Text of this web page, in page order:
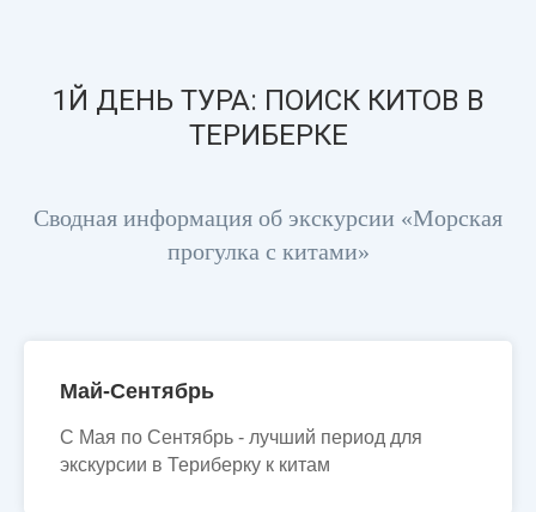
1Й ДЕНЬ ТУРА: ПОИСК КИТОВ В
ТЕРИБЕРКЕ
Сводная информация об экскурсии «Морская
прогулка с китами»
Май-Сентябрь
С Мая по Сентябрь - лучший период для
экскурсии в Териберку к китам